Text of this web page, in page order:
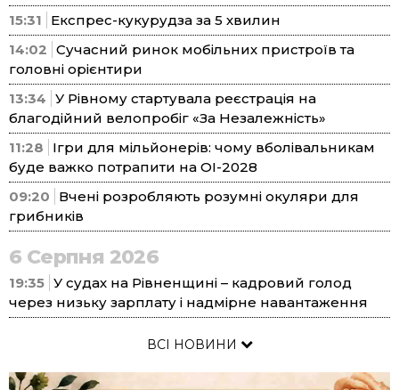
15:31
Експрес-кукурудза за 5 хвилин
14:02 Сучасний ринок мобільних пристроїв та
головні орієнтири
13:34 У Рівному стартувала реєстрація на
благодійний велопробіг «За Незалежність»
11:28
Ігри для мільйонерів: чому вболівальникам
буде важко потрапити на ОІ-2028
09:20
Вчені розробляють розумні окуляри для
грибників
6 Серпня 2026
19:35 У судах на Рівненщині – кадровий голод
через низьку зарплату і надмірне навантаження
ВСІ НОВИНИ